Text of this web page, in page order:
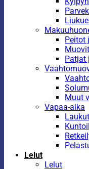
Peitot
Patjat
Muut
Vapaa-aika
Laukut
Lelut
Lelut